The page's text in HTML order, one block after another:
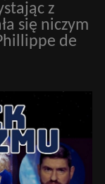
z
się niczym
de